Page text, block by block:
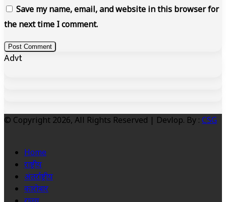
Save my name, email, and website in this browser for
the next time I comment.
Advt
© Copyright 2026, All Rights Reserved | Devlop. By : CSG
Home
राष्ट्रीय
अंतर्राष्ट्रीय
कारोबार